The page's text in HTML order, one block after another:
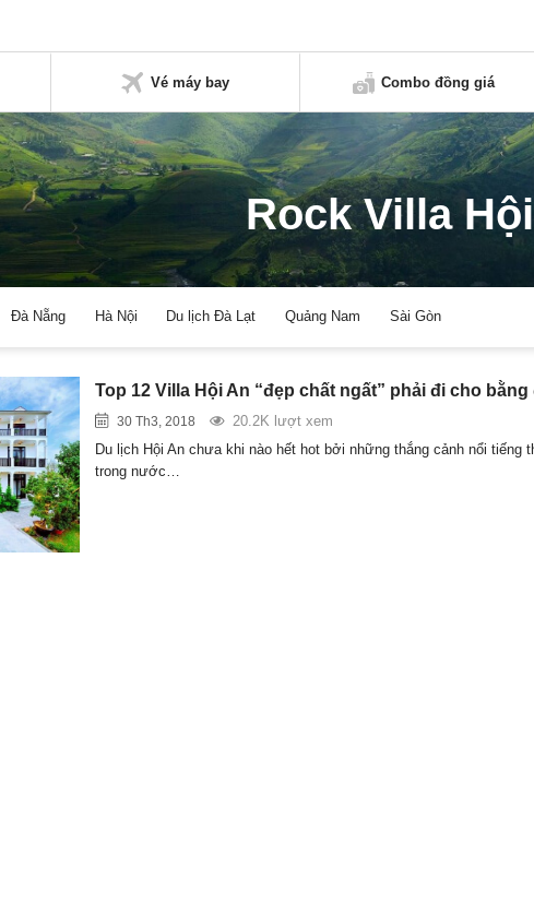
Vé máy bay Combo đồng giá
Rock Villa
Đà Nẵng Hà Nội Du lịch Đà Lạt Quảng Nam Sài Gòn
Top 12 Villa Hội An “đẹp chất ngất” phải đi cho
30 Th3, 2018
20.2K lượt xem
Du lịch Hội An chưa khi nào hết hot bởi những thắng cảnh nổi tiếng
trong nước…